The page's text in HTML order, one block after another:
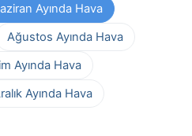
Ayında Hava
Ağustos Ayında Hava
Ayında Hava
Ayında Hava